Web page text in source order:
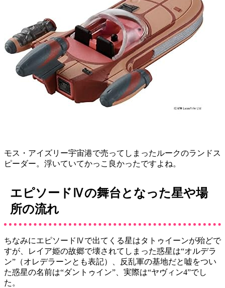
モス・アイズリー宇宙港で売ってしまったルークのランドス
ピーダー。浮いていてかっこ良かったですよね。
エピソードⅣの舞台となった星や場
所の流れ
ちなみにエピソードⅣで出てくる星はタトゥイーンが殆どで
すが、レイア姫の故郷で壊されてしまった惑星は“オルデラ
ン”（オレデラーンとも表記）、反乱軍の基地だと嘘をつい
た惑星の名前は“ダントゥイン”、実際は“ヤヴィン4”でし
た。